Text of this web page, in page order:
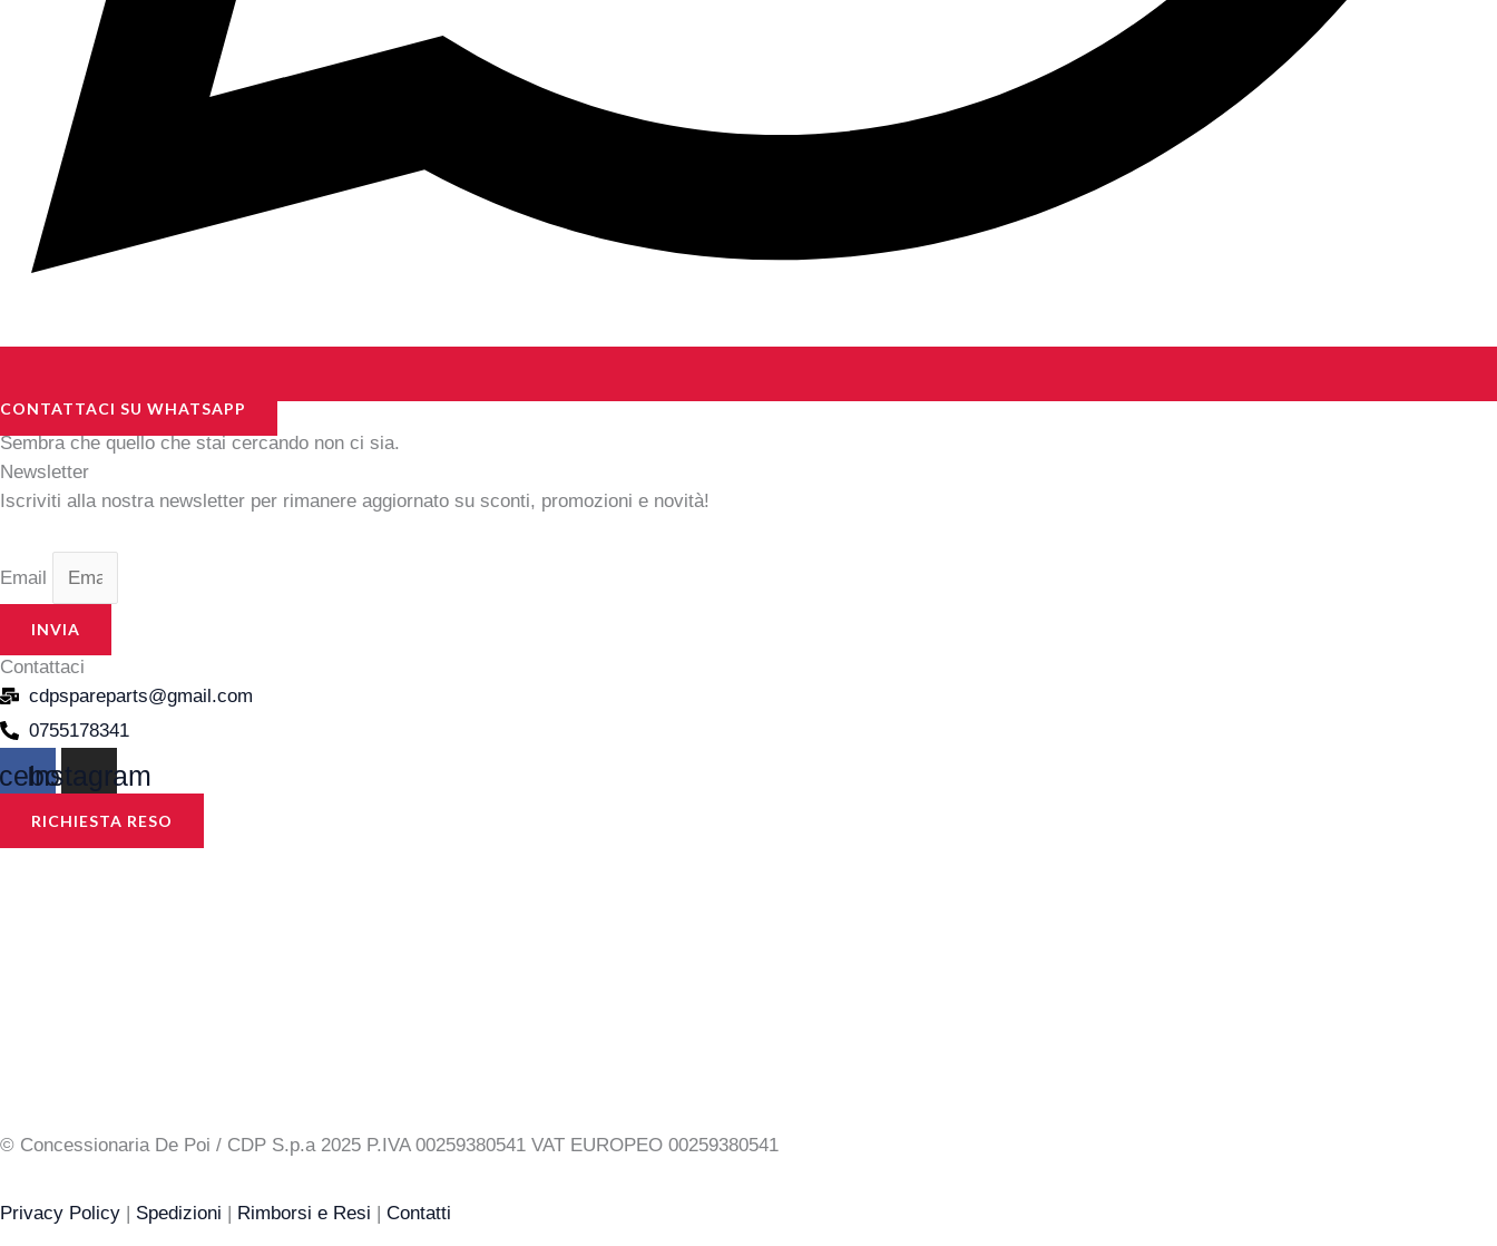
CONTATTACI SU WHATSAPP
Sembra che quello che stai cercando non ci sia.
Newsletter
Iscriviti alla nostra newsletter per rimanere aggiornato su sconti, promozioni e novità!
Email
INVIA
Contattaci
cdpspareparts@gmail.com
0755178341
Instagram
RICHIESTA RESO
© Concessionaria De Poi / CDP S.p.a 2025 P.IVA 00259380541 VAT EUROPEO 00259380541
Privacy Policy | Spedizioni | Rimborsi e Resi | Contatti